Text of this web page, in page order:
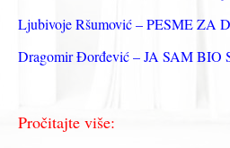
Ljubivoje Ršumović – PESME ZA
Dragomir Đorđević – JA SAM BIO
Pročitajte više: